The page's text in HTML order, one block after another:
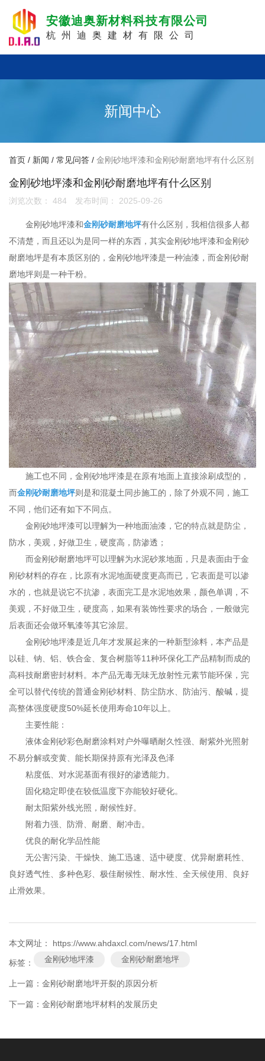
安徽迪奥新材料科技有限公司
杭州迪奥建材有限公司
新闻中心
首页 / 新闻 / 常见问答 / 金刚砂地坪漆和金刚砂耐磨地坪有什么区别
金刚砂地坪漆和金刚砂耐磨地坪有什么区别
浏览次数： 484 发布时间： 2025-09-26
金刚砂地坪漆和金刚砂耐磨地坪有什么区别，我相信很多人都
不清楚，而且还以为是同一样的东西，其实金刚砂地坪漆和金刚砂
耐磨地坪是有本质区别的，金刚砂地坪漆是一种油漆，而金刚砂耐
磨地坪则是一种干粉。
施工也不同，金刚砂地坪漆是在原有地面上直接涂刷成型的，
而金刚砂耐磨地坪则是和混凝土同步施工的，除了外观不同，施工
不同，他们还有如下不同点。
金刚砂地坪漆可以理解为一种地面油漆，它的特点就是防尘，
防水，美观，好做卫生，硬度高，防渗透；
而金刚砂耐磨地坪可以理解为水泥砂浆地面，只是表面由于金
刚砂材料的存在，比原有水泥地面硬度更高而已，它表面是可以渗
水的，也就是说它不抗渗，表面完工是水泥地效果，颜色单调，不
美观，不好做卫生，硬度高，如果有装饰性要求的场合，一般做完
后表面还会做环氧漆等其它涂层。
金刚砂地坪漆是近几年才发展起来的一种新型涂料，本产品是
以硅、钠、铝、铁合金、复合树脂等11种环保化工产品精制而成的
高科技耐磨密封材料。本产品无毒无味无放射性元素节能环保，完
全可以替代传统的普通金刚砂材料、防尘防水、防油污、酸碱，提
高整体强度硬度50%延长使用寿命10年以上。
主要性能：
液体金刚砂彩色耐磨涂料对户外曝晒耐久性强、耐紫外光照射
不易分解或变黄、能长期保持原有光泽及色泽
粘度低、对水泥基面有很好的渗透能力。
固化稳定即使在较低温度下亦能较好硬化。
耐太阳紫外线光照，耐候性好。
附着力强、防滑、耐磨、耐冲击。
优良的耐化学品性能
无公害污染、干燥快、施工迅速、适中硬度、优异耐磨耗性、
良好透气性、多种色彩、极佳耐候性、耐水性、全天候使用、良好
止滑效果。
本文网址： https://www.ahdaxcl.com/news/17.html
标签： 金刚砂地坪漆 金刚砂耐磨地坪
上一篇： 金刚砂耐磨地坪开裂的原因分析
下一篇： 金刚砂耐磨地坪材料的发展历史